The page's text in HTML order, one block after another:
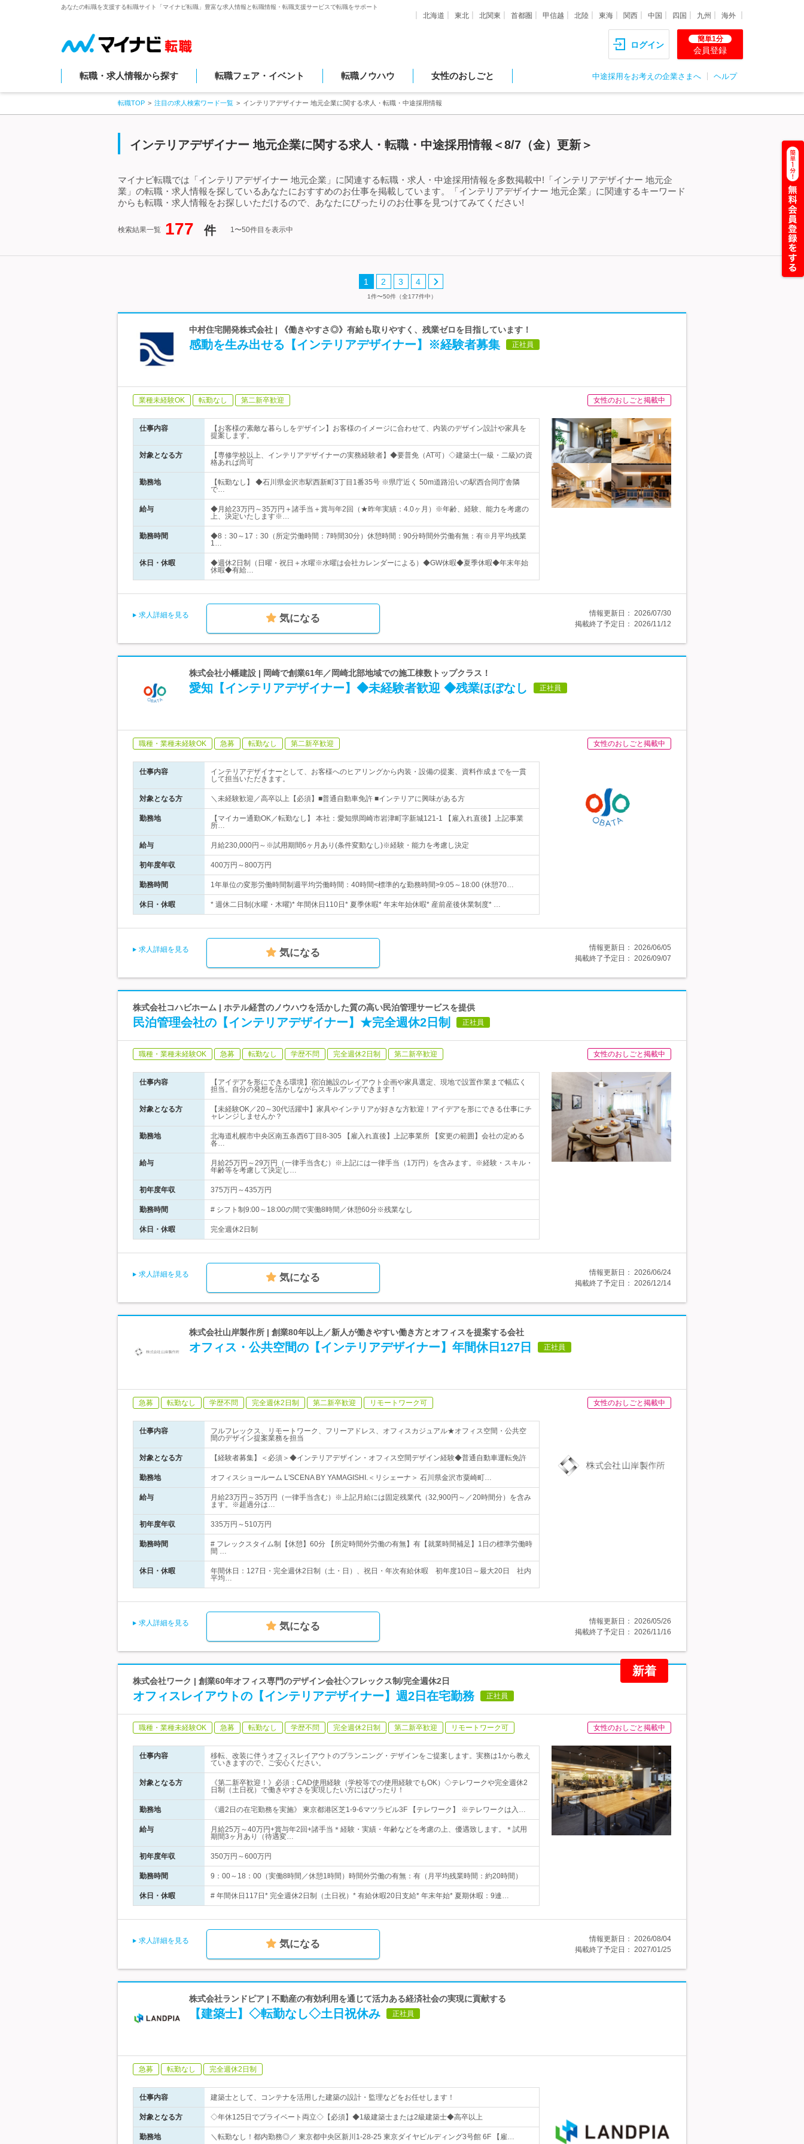
あなたの転職を支援する転職サイト「マイナビ転職」豊富な求人情報と転職情報・転職支援サービスで転職をサポート
北海道 東北 北関東 首都圏 甲信越 北陸 東海 関西 中国 四国 九州 海外
ログイン
簡単1分
会員登録
転職・求人情報から探す 転職フェア・イベント 転職ノウハウ 女性のおしごと 中途採用をお考えの企業さまへ ヘルプ
転職TOP 注目の求人検索ワード一覧 インテリアデザイナー 地元企業に関する求人・転職・中途採用情報
インテリアデザイナー 地元企業に関する求人・転職・中途採用情報＜8/7（金）更新＞
マイナビ転職では「インテリアデザイナー 地元企業」に関連する転職・求人・中途採用情報を多数掲載中!「インテリアデザイナー 地元企
業」の転職・求人情報を探しているあなたにおすすめのお仕事を掲載しています。「インテリアデザイナー 地元企業」に関連するキーワード
からも転職・求人情報をお探しいただけるので、あなたにぴったりのお仕事を見つけてみてください!
検索結果一覧 177 件 1〜50件目を表示中
1 2 3 4
1件〜50件（全177件中）
中村住宅開発株式会社 | 《働きやすさ◎》有給も取りやすく、残業ゼロを目指しています！
感動を生み出せる【インテリアデザイナー】※経験者募集 正社員
業種未経験OK 転勤なし 第二新卒歓迎 女性のおしごと掲載中
仕事内容
【お客様の素敵な暮らしをデザイン】お客様のイメージに合わせて、内装のデザイン設計や家具を
提案します。
対象となる方
【専修学校以上、インテリアデザイナーの実務経験者】◆要普免（AT可）◇建築士(一級・二級)の資
格あれば尚可
勤務地
【転勤なし】 ◆石川県金沢市駅西新町3丁目1番35号 ※県庁近く 50m道路沿いの駅西合同庁舎隣
で…
給与
◆月給23万円～35万円＋諸手当＋賞与年2回（★昨年実績：4.0ヶ月）※年齢、経験、能力を考慮の
上、決定いたします※…
勤務時間
◆8：30～17：30（所定労働時間：7時間30分）休憩時間：90分時間外労働有無：有※月平均残業
1…
休日・休暇
◆週休2日制（日曜・祝日＋水曜※水曜は会社カレンダーによる）◆GW休暇◆夏季休暇◆年末年始
休暇◆有給…
求人詳細を見る 気になる 情報更新日： 2026/07/30
掲載終了予定日： 2026/11/12
株式会社小幡建設 | 岡崎で創業61年／岡崎北部地域での施工棟数トップクラス！
愛知【インテリアデザイナー】◆未経験者歓迎 ◆残業ほぼなし 正社員
職種・業種未経験OK 急募 転勤なし 第二新卒歓迎 女性のおしごと掲載中
仕事内容
インテリアデザイナーとして、お客様へのヒアリングから内装・設備の提案、資料作成までを一貫
して担当いただきます。
対象となる方 ＼未経験歓迎／高卒以上【必須】■普通自動車免許 ■インテリアに興味がある方
勤務地
【マイカー通勤OK／転勤なし】 本社：愛知県岡崎市岩津町字新城121‐1 【雇入れ直後】上記事業
所…
給与 月給230,000円～※試用期間6ヶ月あり(条件変動なし)※経験・能力を考慮し決定
初年度年収 400万円～800万円
勤務時間 1年単位の変形労働時間制週平均労働時間：40時間<標準的な勤務時間>9:05～18:00 (休憩70…
休日・休暇 * 週休二日制(水曜・木曜)* 年間休日110日* 夏季休暇* 年末年始休暇* 産前産後休業制度* …
求人詳細を見る 気になる 情報更新日： 2026/06/05
掲載終了予定日： 2026/09/07
株式会社コハビホーム | ホテル経営のノウハウを活かした質の高い民泊管理サービスを提供
民泊管理会社の【インテリアデザイナー】★完全週休2日制 正社員
職種・業種未経験OK 急募 転勤なし 学歴不問 完全週休2日制 第二新卒歓迎 女性のおしごと掲載中
仕事内容
【アイデアを形にできる環境】宿泊施設のレイアウト企画や家具選定、現地で設置作業まで幅広く
担当。自分の発想を活かしながらスキルアップできます！
対象となる方
【未経験OK／20～30代活躍中】家具やインテリアが好きな方歓迎！アイデアを形にできる仕事にチ
ャレンジしませんか？
勤務地
北海道札幌市中央区南五条西6丁目8-305 【雇入れ直後】上記事業所 【変更の範囲】会社の定める
各…
給与
月給25万円～29万円（一律手当含む）※上記には一律手当（1万円）を含みます。※経験・スキル・
年齢等を考慮して決定し…
初年度年収 375万円～435万円
勤務時間 # シフト制9:00～18:00の間で実働8時間／休憩60分※残業なし
休日・休暇 完全週休2日制
求人詳細を見る 気になる 情報更新日： 2026/06/24
掲載終了予定日： 2026/12/14
株式会社山岸製作所 | 創業80年以上／新人が働きやすい働き方とオフィスを提案する会社
オフィス・公共空間の【インテリアデザイナー】年間休日127日 正社員
急募 転勤なし 学歴不問 完全週休2日制 第二新卒歓迎 リモートワーク可 女性のおしごと掲載中
仕事内容
フルフレックス、リモートワーク、フリーアドレス、オフィスカジュアル★オフィス空間・公共空
間のデザイン提案業務を担当
対象となる方 【経験者募集】＜必須＞◆インテリアデザイン・オフィス空間デザイン経験◆普通自動車運転免許
勤務地 オフィスショールーム L'SCENA BY YAMAGISHI.＜リシェーナ＞ 石川県金沢市粟崎町…
給与
月給23万円～35万円（一律手当含む）※上記月給には固定残業代（32,900円～／20時間分）を含み
ます。※超過分は…
初年度年収 335万円～510万円
勤務時間
# フレックスタイム制【休憩】60分 【所定時間外労働の有無】有【就業時間補足】1日の標準労働時
間 …
休日・休暇
年間休日：127日・完全週休2日制（土・日）、祝日・年次有給休暇 初年度10日～最大20日 社内
平均…
求人詳細を見る 気になる 情報更新日： 2026/05/26
掲載終了予定日： 2026/11/16
新着
株式会社ワーク | 創業60年オフィス専門のデザイン会社◇フレックス制/完全週休2日
オフィスレイアウトの【インテリアデザイナー】週2日在宅勤務 正社員
職種・業種未経験OK 急募 転勤なし 学歴不問 完全週休2日制 第二新卒歓迎 リモートワーク可 女性のおしごと掲載中
仕事内容
移転、改装に伴うオフィスレイアウトのプランニング・デザインをご提案します。実務は1から教え
ていきますので、ご安心ください。
対象となる方
《第二新卒歓迎！》必須：CAD使用経験（学校等での使用経験でもOK）◇テレワークや完全週休2
日制（土日祝）で働きやすさを実現したい方にはぴったり！
勤務地 《週2日の在宅勤務を実施》 東京都港区芝1-9-6マツラビル3F 【テレワーク】 ※テレワークは入…
給与
月給25万～40万円+賞与年2回+諸手当＊経験・実績・年齢などを考慮の上、優遇致します。＊試用
期間3ヶ月あり（待遇変…
初年度年収 350万円～600万円
勤務時間 9：00～18：00（実働8時間／休憩1時間）時間外労働の有無：有（月平均残業時間：約20時間）
休日・休暇 # 年間休日117日* 完全週休2日制（土日祝）* 有給休暇20日支給* 年末年始* 夏期休暇：9連…
求人詳細を見る 気になる 情報更新日： 2026/08/04
掲載終了予定日： 2027/01/25
株式会社ランドピア | 不動産の有効利用を通じて活力ある経済社会の実現に貢献する
【建築士】◇転勤なし◇土日祝休み 正社員
急募 転勤なし 完全週休2日制
仕事内容 建築士として、コンテナを活用した建築の設計・監理などをお任せします！
対象となる方 ◇年休125日でプライベート両立◇【必須】◆1級建築士または2級建築士◆高卒以上
勤務地 ＼転勤なし！都内勤務◎／ 東京都中央区新川1-28-25 東京ダイヤビルディング3号館 6F 【雇…